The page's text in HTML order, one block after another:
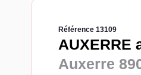
Référence 13109
AUXERRE
Auxerre